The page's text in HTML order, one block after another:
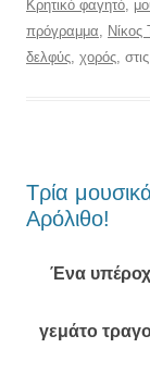
Κρητικό φαγητό
πρόγραμμα
Νίκος
δελφύς χορός , στις
Τρία
Αρόλιθο!
Ένα
γεμάτο